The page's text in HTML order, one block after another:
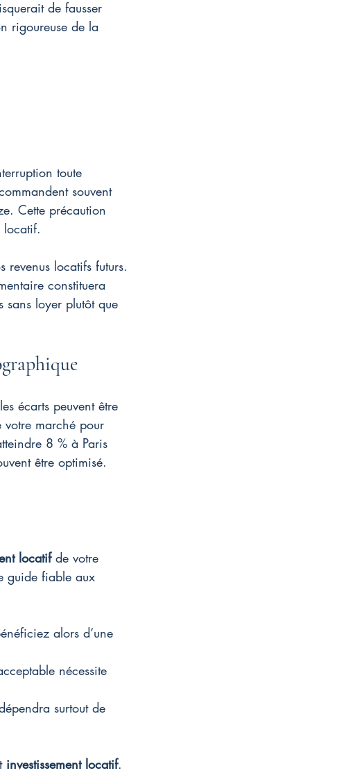
de fausser
rigoureuse de la
toute
souvent
Cette précaution
locatif.
revenus locatifs futurs.
constituera
sans loyer plutôt que
écarts peuvent être
marché pour
8 % à Paris
être optimisé.
locatif de votre
guide fiable aux
alors d’une
nécessite
surtout de
investissement locatif.